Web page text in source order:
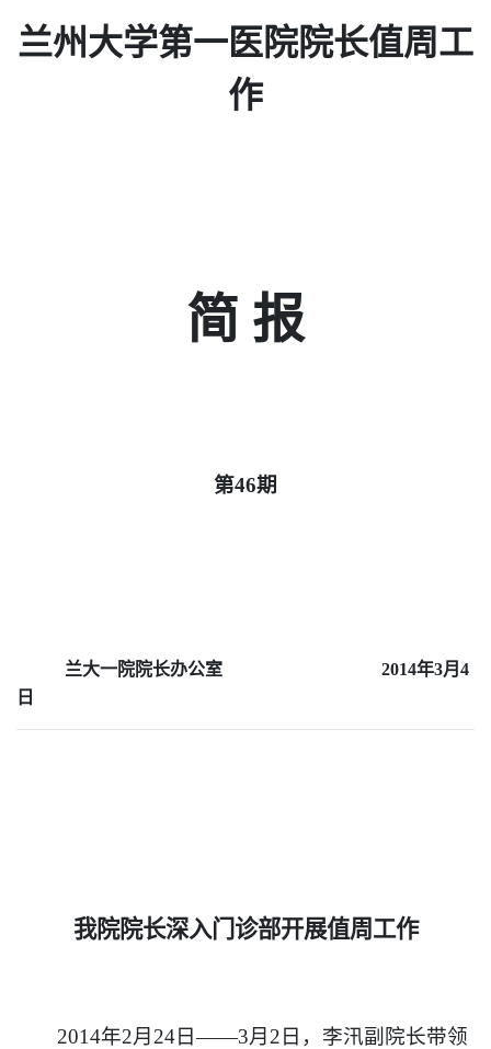
兰州大学第一医院院长值周工
作
简 报
第46期
兰大一院院长办公室 2014年3月 4
日
我院院长深入门诊部开展值周工作
2014年2月 24日——3月 2日，李汛副院长带领